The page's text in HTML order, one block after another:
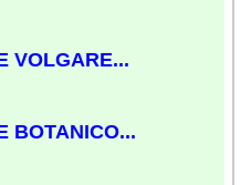
VOLGARE...
BOTANICO...